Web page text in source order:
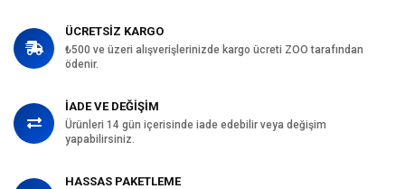
ÜCRETSİZ KARGO
₺500 ve üzeri alışverişlerinizde kargo ücreti ZOO tarafından
ödenir.
İADE VE DEĞİŞİM
Ürünleri 14 gün içerisinde iade edebilir veya değişim
yapabilirsiniz.
HASSAS PAKETLEME